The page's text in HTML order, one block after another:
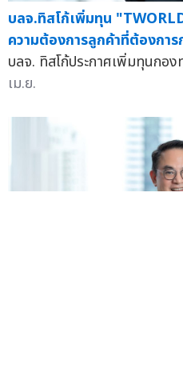
บลจ.ทิสโก้เพิ่มทุน
ความต้องการลูกค้าที่ต้องกา
บลจ. ทิสโก้ประกาศเพิ่มทุนกอง
เม.ย.